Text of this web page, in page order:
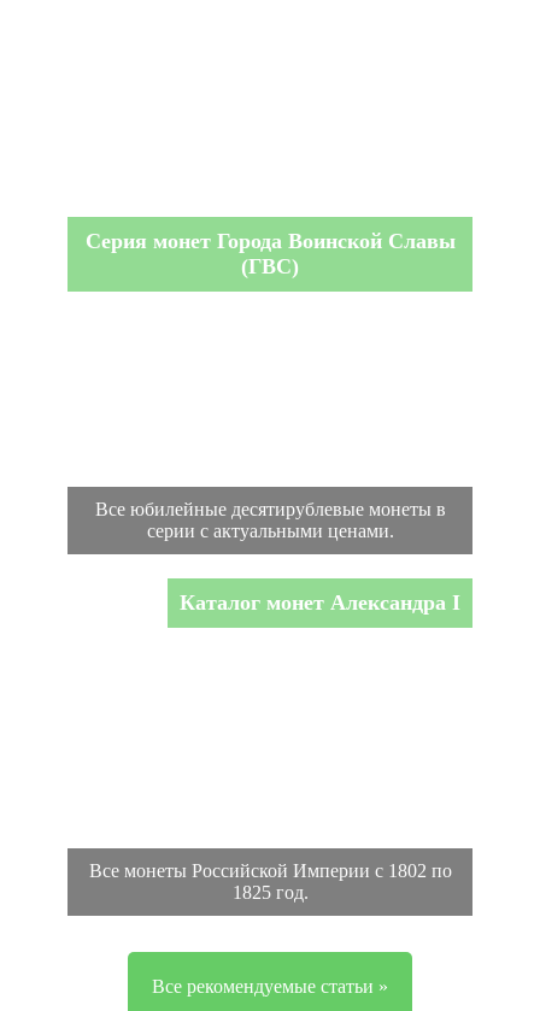
Серия монет Города Воинской Славы
(ГВС)
Все юбилейные десятирублевые монеты в
серии с актуальными ценами.
Каталог монет Александра I
Все монеты Российской Империи с 1802 по
1825 год.
Все рекомендуемые статьи »